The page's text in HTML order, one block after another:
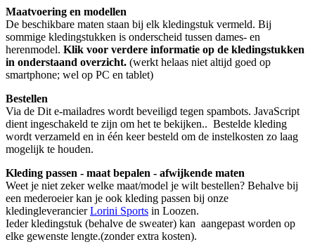
Maatvoering en modellen
De beschikbare maten staan bij elk kledingstuk vermeld. Bij
sommige kledingstukken is onderscheid tussen dames- en
herenmodel. Klik voor verdere informatie op de kledingstukken
in onderstaand overzicht. (werkt helaas niet altijd goed op
smartphone; wel op PC en tablet)
Bestellen
Via de Dit e-mailadres wordt beveiligd tegen spambots. JavaScript
dient ingeschakeld te zijn om het te bekijken.. Bestelde kleding
wordt verzameld en in één keer besteld om de instelkosten zo laag
mogelijk te houden.
Kleding passen - maat bepalen - afwijkende maten
Weet je niet zeker welke maat/model je wilt bestellen? Behalve bij
een mederoeier kan je ook kleding passen bij onze
kledingleverancierLorini Sports in Loozen.
Ieder kledingstuk (behalve de sweater) kan aangepast worden op
elke gewenste lengte.(zonder extra kosten).